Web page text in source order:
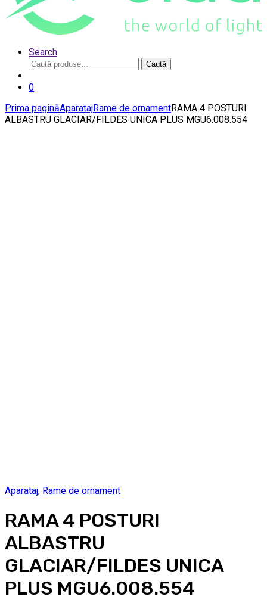
Search
Caută
după:
Caută
0
Prima paginăAparatajRame de ornamentRAMA 4 POSTURI
ALBASTRU GLACIAR/FILDES UNICA PLUS MGU6.008.554
Aparataj, Rame de ornament
RAMA 4 POSTURI
ALBASTRU
GLACIAR/FILDES UNICA
PLUS MGU6.008.554